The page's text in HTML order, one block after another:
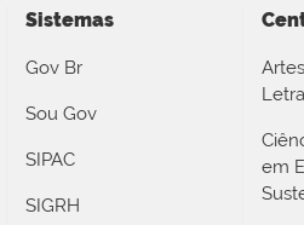
Sistemas
Gov Br
Sou Gov
SIPAC
SIGRH
em